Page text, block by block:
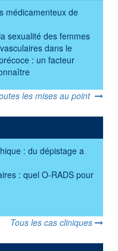
médicamenteux de
sexualité des femmes
dans le
: un facteur
les mises au point
: du dépistage a
: quel O-RADS pour
Tous les cas cliniques